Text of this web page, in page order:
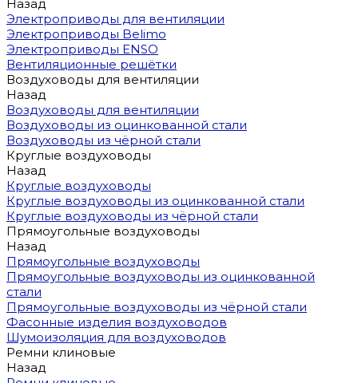
Назад
Электроприводы для вентиляции
Электроприводы Belimo
Электроприводы ENSO
Вентиляционные решётки
Воздуховоды для вентиляции
Назад
Воздуховоды для вентиляции
Воздуховоды из оцинкованной стали
Воздуховоды из чёрной стали
Круглые воздуховоды
Назад
Круглые воздуховоды
Круглые воздуховоды из оцинкованной стали
Круглые воздуховоды из чёрной стали
Прямоугольные воздуховоды
Назад
Прямоугольные воздуховоды
Прямоугольные воздуховоды из оцинкованной
стали
Прямоугольные воздуховоды из чёрной стали
Фасонные изделия воздуховодов
Шумоизоляция для воздуховодов
Ремни клиновые
Назад